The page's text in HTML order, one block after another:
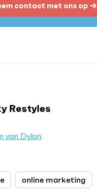
contact met ons op →
Restyles
van Dylan
online marketing